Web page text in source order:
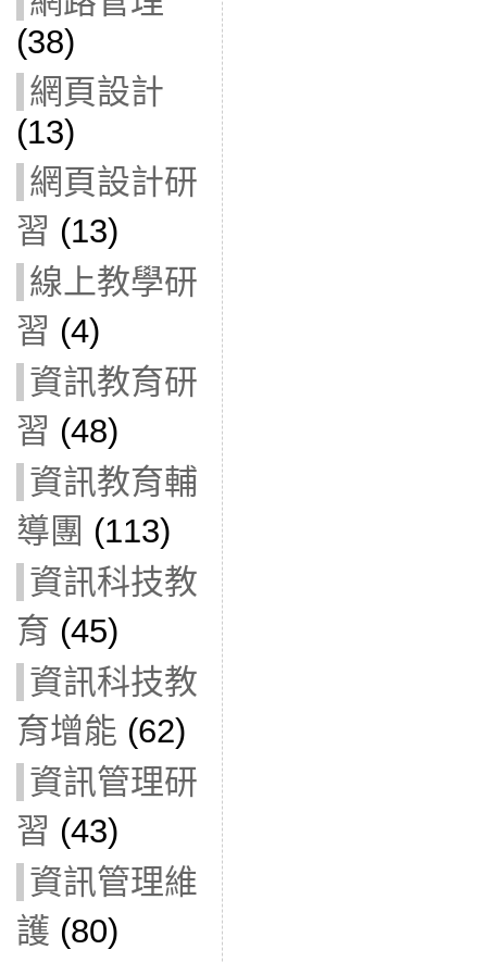
(38)
網頁設計
(13)
網頁設計研
習 (13)
線上教學研
習 (4)
資訊教育研
習 (48)
資訊教育輔
導團 (113)
資訊科技教
育 (45)
資訊科技教
育增能 (62)
資訊管理研
習 (43)
資訊管理維
護 (80)